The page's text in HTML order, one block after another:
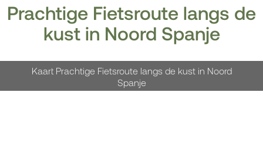
Prachtige Fietsroute langs de
kust in Noord Spanje
Kaart Prachtige Fietsroute langs de kust in Noord
Spanje